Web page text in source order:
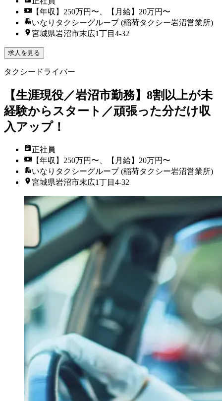
【年収】250万円〜、【月給】20万円〜
いなりタクシーグループ (稲荷タクシー岩沼営業所)
宮城県岩沼市末広1丁目4-32
求人を見る
タクシードライバー
【生涯現役／岩沼市勤務】8割以上が未
経験からスタート／頑張った分だけ収
入アップ！
正社員
【年収】250万円〜、【月給】20万円〜
いなりタクシーグループ (稲荷タクシー岩沼営業所)
宮城県岩沼市末広1丁目4-32